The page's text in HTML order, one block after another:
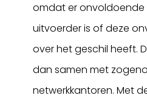
omdat er
uitvoerder is of deze
over het geschil heeft.
dan samen met
netwerkkantoren. Met